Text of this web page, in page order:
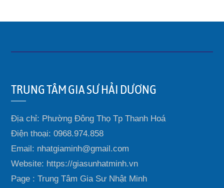
TRUNG TÂM GIA SƯ HẢI DƯƠNG
Địa chỉ: Phường Đông Thọ Tp Thanh Hoá
Điện thoại: 0968.974.858
Email: nhatgiaminh@gmail.com
Website: https://giasunhatminh.vn
Page : Trung Tâm Gia Sư Nhật Minh